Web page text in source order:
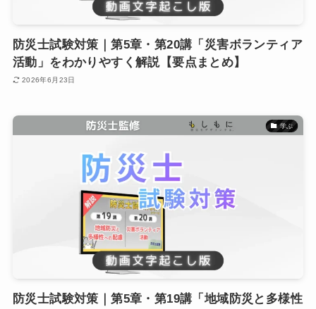
防災士試験対策｜第5章・第20講「災害ボランティア
活動」をわかりやすく解説【要点まとめ】
2026年6月23日
学ぶ
防災士試験対策｜第5章・第19講「地域防災と多様性